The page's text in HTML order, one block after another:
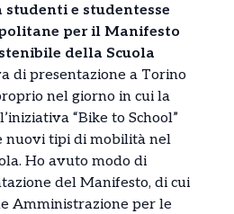
studenti e studentesse
per il Manifesto
della Scuola
di presentazione a Torino
nel giorno in cui la
“Bike to School”
nuovi tipi di mobilità nel
Ho avuto modo di
del Manifesto, di cui
Amministrazione per le